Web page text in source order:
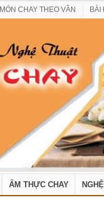
MÓN CHAY THEO VẦN BÀI
ẨM THỰC CHAY